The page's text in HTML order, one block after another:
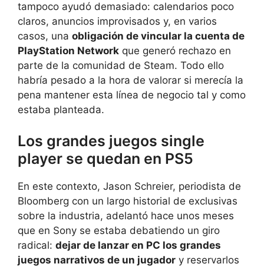
tampoco ayudó demasiado: calendarios poco
claros, anuncios improvisados y, en varios
casos, una obligación de vincular la cuenta de
PlayStation Network que generó rechazo en
parte de la comunidad de Steam. Todo ello
habría pesado a la hora de valorar si merecía la
pena mantener esta línea de negocio tal y como
estaba planteada.
Los grandes juegos single
player se quedan en PS5
En este contexto, Jason Schreier, periodista de
Bloomberg con un largo historial de exclusivas
sobre la industria, adelantó hace unos meses
que en Sony se estaba debatiendo un giro
radical: dejar de lanzar en PC los grandes
juegos narrativos de un jugador y reservarlos